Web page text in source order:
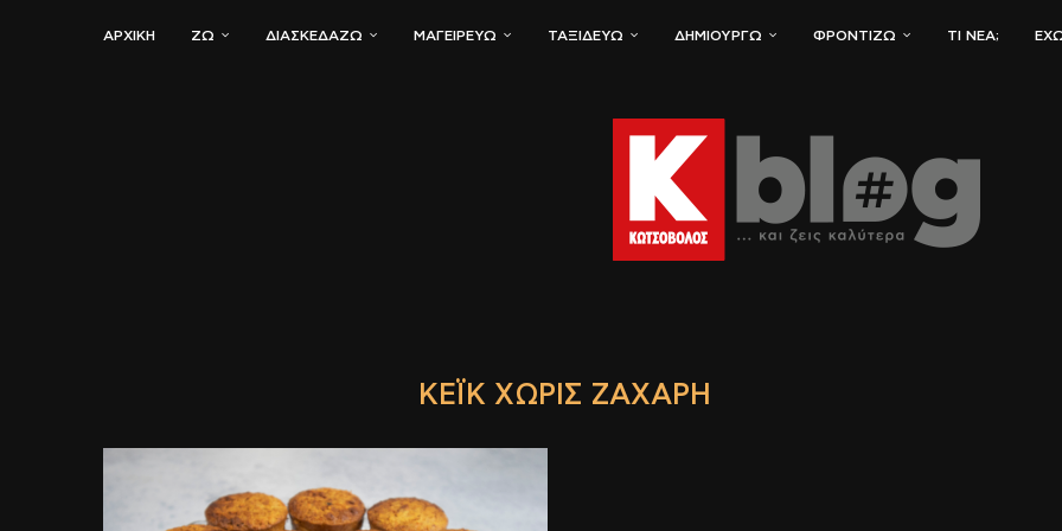
ΑΡΧΙΚΗ ΖΏ ΔΙΑΣΚΕΔΆΖΩ ΜΑΓΕΙΡΕΎΩ ΤΑΞΙΔΕΎΩ ΔΗΜΙΟΥΡΓΏ ΦΡΟΝΤΊΖΩ ΤΙ ΝΈΑ;
ΚΈΙΚ ΧΩΡΊΣ ΖΆΧΑΡΗ